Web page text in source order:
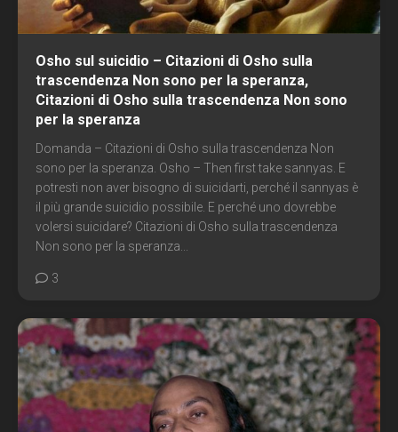
Osho sul suicidio – Citazioni di Osho sulla
trascendenza Non sono per la speranza,
Citazioni di Osho sulla trascendenza Non sono
per la speranza
Domanda – Citazioni di Osho sulla trascendenza Non
sono per la speranza. Osho – Then first take sannyas . E
potresti non aver bisogno di suicidarti, perché il sannyas è
il più grande suicidio possibile. E perché uno dovrebbe
volersi suicidare? Citazioni di Osho sulla trascendenza
Non sono per la speranza...
3